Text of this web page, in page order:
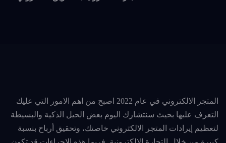
المتجر الالكتروني في عام 2022 اصبح من اهم الامور التي عليك
التعرف عليها بحيث سنتشارك اليوم بعض الحيل الذكية والبسيطة
لتعظيم إيرادات المتجر الالكتروني خاصتك، وتحقيق أرباح بنسبة